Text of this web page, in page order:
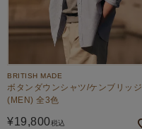
BRITISH MADE
ボタンダウンシャツ/ケンブリッジ
(MEN) 全3色
¥19,800税込